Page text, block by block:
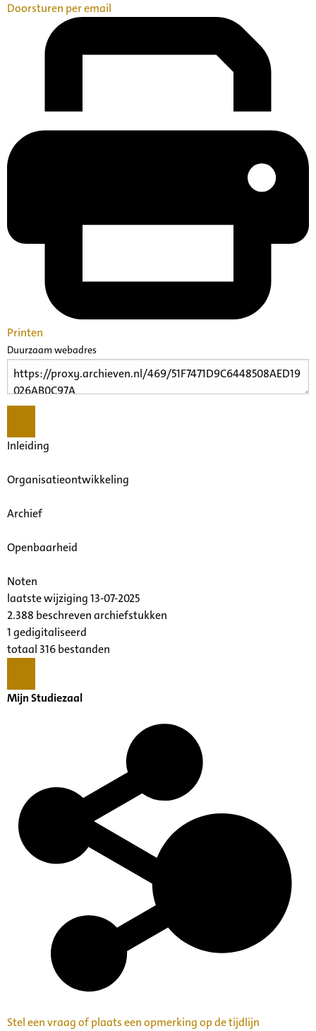
Doorsturen per email
Printen
Duurzaam webadres
Inleiding
Organisatieontwikkeling
Archief
Openbaarheid
Noten
laatste wijziging 13-07-2025
2.388 beschreven archiefstukken
1 gedigitaliseerd
totaal 316 bestanden
Mijn Studiezaal
Stel een vraag of plaats een opmerking op de tijdlijn